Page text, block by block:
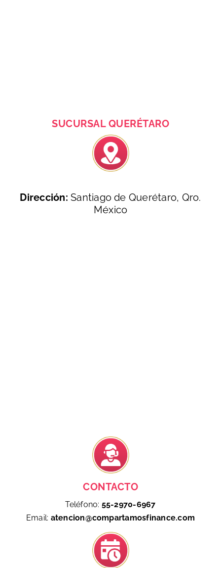
SUCURSAL QUERÉTARO
Dirección: Santiago de Querétaro, Qro.
México
CONTACTO
Teléfono: 55-2970-6967
Email: atencion@compartamosfinance.com